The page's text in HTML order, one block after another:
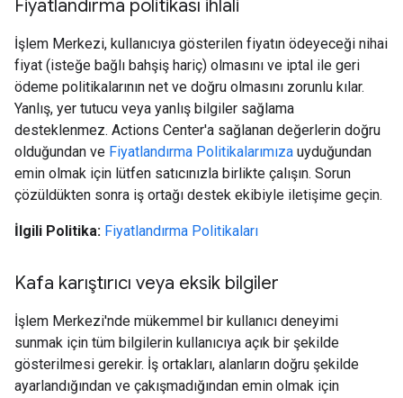
Fiyatlandırma politikası ihlali
İşlem Merkezi, kullanıcıya gösterilen fiyatın ödeyeceği nihai
fiyat (isteğe bağlı bahşiş hariç) olmasını ve iptal ile geri
ödeme politikalarının net ve doğru olmasını zorunlu kılar.
Yanlış, yer tutucu veya yanlış bilgiler sağlama
desteklenmez. Actions Center'a sağlanan değerlerin doğru
olduğundan ve Fiyatlandırma Politikalarımıza uyduğundan
emin olmak için lütfen satıcınızla birlikte çalışın. Sorun
çözüldükten sonra iş ortağı destek ekibiyle iletişime geçin.
İlgili Politika: Fiyatlandırma Politikaları
Kafa karıştırıcı veya eksik bilgiler
İşlem Merkezi'nde mükemmel bir kullanıcı deneyimi
sunmak için tüm bilgilerin kullanıcıya açık bir şekilde
gösterilmesi gerekir. İş ortakları, alanların doğru şekilde
ayarlandığından ve çakışmadığından emin olmak için